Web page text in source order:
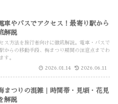
車やバスでアクセス！最寄り駅から
解説
ス方法を旅行者向けに徹底解説。電車・バスで
からの移動手段、梅まつり期間の注意点までわ
す。
2026.01.14 2026.06.11
まつりの混雑｜時間帯・見頃・花見
解説